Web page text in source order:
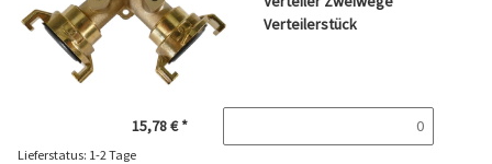
Verteilerstück
15,78 €*
Lieferstatus: 1-2 Tage